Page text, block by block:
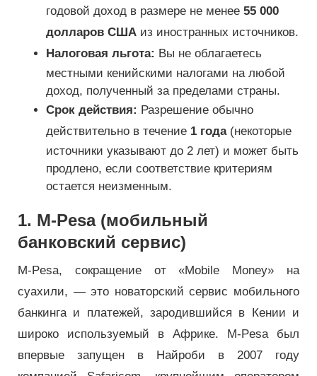
годовой доход в размере не менее 55 000
долларов США из иностранных источников.
Налоговая льгота: Вы не облагаетесь
местными кенийскими налогами на любой
доход, полученный за пределами страны.
Срок действия: Разрешение обычно
действительно в течение 1 года(некоторые
источники указывают до 2 лет) и может быть
продлено, если соответствие критериям
остается неизменным.
1. M-Pesa (мобильный
банковский сервис)
M-Pesa, сокращение от «Mobile Money» на
суахили, — это новаторский сервис мобильного
банкинга и платежей, зародившийся в Кении и
широко используемый в Африке. M-Pesa был
впервые запущен в Найроби в 2007 году